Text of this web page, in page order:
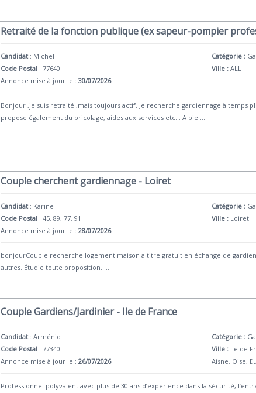
Retraité de la fonction publique (ex sapeur-pompier
Candidat : Michel
Code Postal : 77640
Annonce mise à jour le :30/07/2026
Catégorie :
Ville : ALL
Bonjour ,je suis retraité ,mais toujours actif. Je recherche gardiennage à temps
propose également du bricolage, aides aux services etc... A bie
Couple cherchent gardiennage - Loiret
Candidat : Karine
Code Postal : 45, 89, 77, 91
Annonce mise à jour le :28/07/2026
Catégorie :
Ville : Loiret
bonjourCouple recherche logement maison a titre gratuit en échange de
autres. Étudie toute proposition.
Couple Gardiens/Jardinier - Ile de France
Candidat :Arménio
Code Postal : 77340
Annonce mise à jour le :26/07/2026
Catégorie :
Ville : Ile de
Aisne, Oise,
Professionnel polyvalent avec plus de 30 ans d’expérience dans la sécurité,